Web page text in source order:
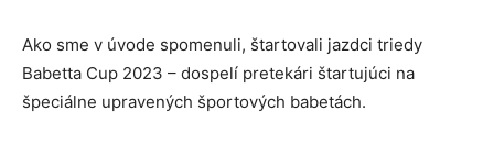
Ako sme v úvode spomenuli, štartovali jazdci triedy
Babetta Cup 2023 – dospelí pretekári štartujúci na
špeciálne upravených športových babetách.